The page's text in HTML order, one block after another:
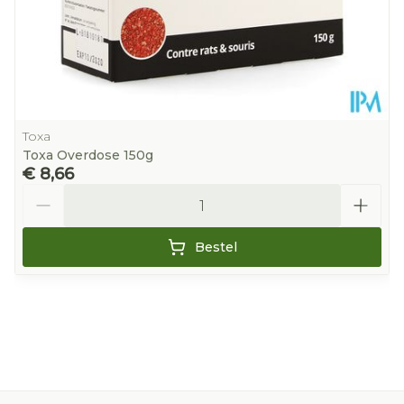
Toxa
Toxa Overdose 150g
€ 8,66
Bestel